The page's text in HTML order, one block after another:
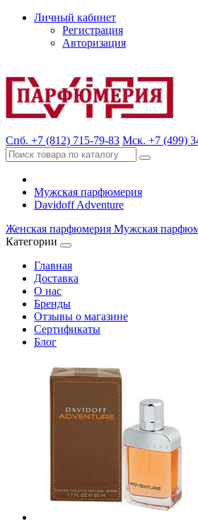
Личный кабинет
Регистрация
Авторизация
Спб. +7 (812) 715-79-83 Мск. +7 (499)
Мужская парфюмерия
Davidoff Adventure
Женская парфюмерия Мужская
Категории
Главная
Доставка
О нас
Бренды
Отзывы о магазине
Сертификаты
Блог